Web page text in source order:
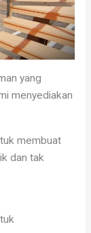
yang
menyediakan
membuat
dan tak